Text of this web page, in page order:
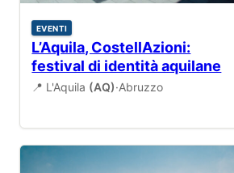
EVENTI
L’Aquila, CostellAzioni:
festival di identità aquilane
📍 L'Aquila (AQ)·Abruzzo